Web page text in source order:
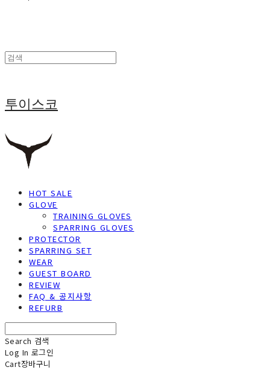
투이스코
HOT SALE
GLOVE
TRAINING GLOVES
SPARRING GLOVES
PROTECTOR
SPARRING SET
WEAR
GUEST BOARD
REVIEW
FAQ & 공지사항
REFURB
Search 검색
Log In 로그인
Cart장바구니